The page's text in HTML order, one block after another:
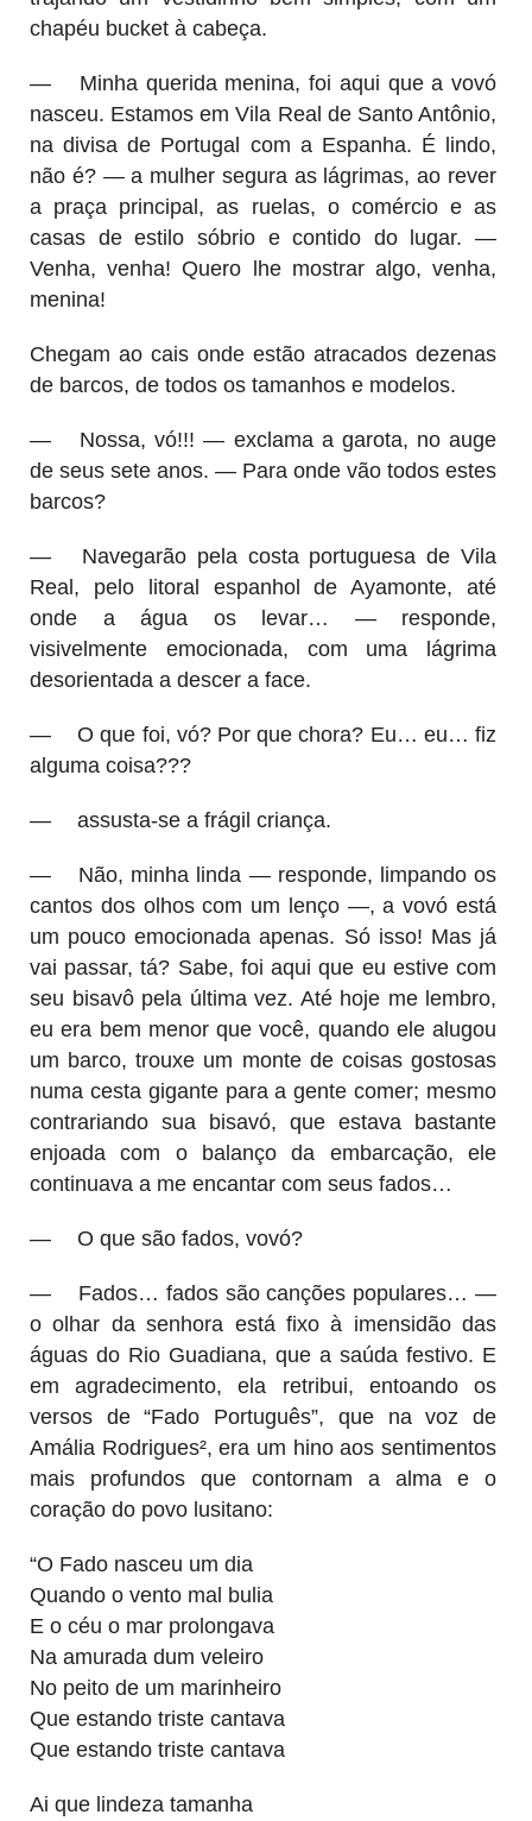
chapéu bucket à cabeça.
—
Minha querida menina, foi aqui que a vovó
nasceu. Estamos em Vila Real de Santo Antônio,
na divisa de Portugal com a Espanha. É lindo,
não é? — a mulher segura as lágrimas, ao rever
a praça principal, as ruelas, o comércio e as
casas de estilo sóbrio e contido do lugar. —
Venha, venha! Quero lhe mostrar algo, venha,
menina!
Chegam ao cais onde estão atracados dezenas
de barcos, de todos os tamanhos e modelos.
—
Nossa, vó!!! — exclama a garota, no auge
de seus sete anos. — Para onde vão todos estes
barcos?
—
Navegarão pela costa portuguesa de Vila
Real, pelo litoral espanhol de Ayamonte, até
onde a água os levar… — responde,
visivelmente emocionada, com uma lágrima
desorientada a descer a face.
—
O que foi, vó? Por que chora? Eu… eu… fiz
alguma coisa???
— assusta-se a frágil criança.
—
Não, minha linda — responde, limpando os
cantos dos olhos com um lenço —, a vovó está
um pouco emocionada apenas. Só isso! Mas já
vai passar, tá? Sabe, foi aqui que eu estive com
seu bisavô pela última vez. Até hoje me lembro,
eu era bem menor que você, quando ele alugou
um barco, trouxe um monte de coisas gostosas
numa cesta gigante para a gente comer; mesmo
contrariando sua bisavó, que estava bastante
enjoada com o balanço da embarcação, ele
continuava a me encantar com seus fados…
— O que são fados, vovó?
—
Fados… fados são canções populares… —
o olhar da senhora está fixo à imensidão das
águas do Rio Guadiana, que a saúda festivo. E
em agradecimento, ela retribui, entoando os
versos de “Fado Português”, que na voz de
Amália Rodrigues², era um hino aos sentimentos
mais profundos que contornam a alma e o
coração do povo lusitano:
“O Fado nasceu um dia
Quando o vento mal bulia
E o céu o mar prolongava
Na amurada dum veleiro
No peito de um marinheiro
Que estando triste cantava
Que estando triste cantava
Ai que lindeza tamanha